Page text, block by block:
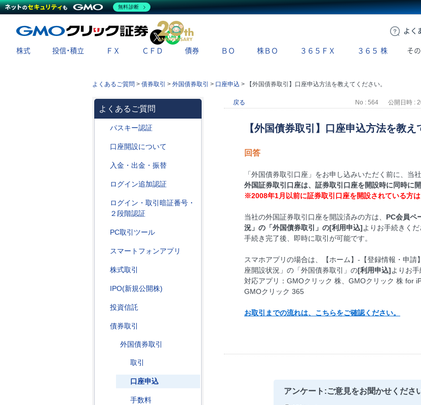
よく
X
株式 投信・積立 ＦＸ ＣＦＤ 債券 ＢＯ 株ＢＯ ３６５ＦＸ ３６５ 株 そ
よくあるご質問 > 債券取引 > 外国債券取引 > 口座申込 > 【外国債券取引】口座申込方法を教えてください。
よくあるご質問
パスキー認証
口座開設について
入金・出金・振替
ログイン追加認証
ログイン・取引暗証番号・
２段階認証
PC取引ツール
スマートフォンアプリ
株式取引
IPO(新規公開株)
投資信託
債券取引
外国債券取引
取引
口座申込
手数料
戻る No : 564 公開日時 :
【外国債券取引】口座申込方法を教え
回答
「外国債券取引口座」をお申し込みいただく前に、当
外国証券取引口座は、証券取引口座を開設時に同時に
※2008年1月以前に証券取引口座を開設されている方
当社の外国証券取引口座を開設済みの方は、 PC会員ペ
況」の「外国債券取引」の[利用申込]よりお手続きくだ
手続き完了後、即時に取引が可能です。
スマホアプリの場合は、【ホーム】-【登録情報・申
座開設状況」の「外国債券取引」の[利用申込]よりお手
対応アプリ：GMOクリック 株、GMOクリック 株 for
GMOクリック 365
お取引までの流れは、こちらをご確認ください。
アンケート:ご意見をお聞かせくださ
無料診断